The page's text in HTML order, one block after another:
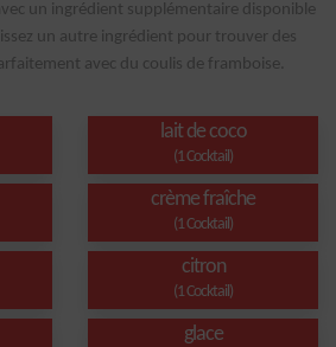
un ingrédient supplémentaire disponible
un autre ingrédient pour trouver des
avec du coulis de framboise.
lait de coco
(1 Cocktail)
crème fraîche
(1 Cocktail)
citron
(1 Cocktail)
glace